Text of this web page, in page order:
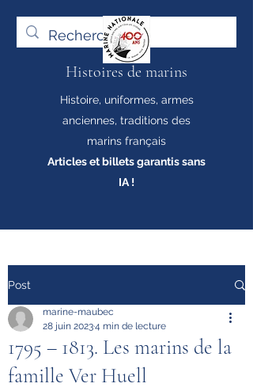
Histoires de marins
Histoire, uniformes, armes
anciennes, traditions des
marins français
Articles et billets garantis sans
IA !
Post
1795 – 1813. Les marins de la
famille Ver Huell
marine-maubec
28 juin 20234 min de lecture